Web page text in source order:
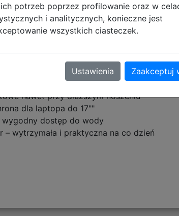
i cudowny, pastelowy K-popowy
must-have w słodkiej wersji.
wszystkich rzeczy
wentylowane
nawet przy dłuższym noszeniu
dla laptopa do 17""
dostęp do wody
wytrzymała i praktyczna na co dzień
potrzeb poprzez profilowanie oraz w
i analitycznych, konieczne jest
wszystkich ciasteczek.
Ustawienia Zaakceptuj